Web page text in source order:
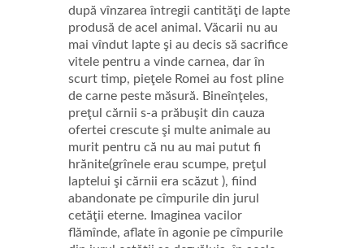
după vînzarea întregii cantităţi de lapte
produsă de acel animal. Văcarii nu au
mai vîndut lapte şi au decis să sacrifice
vitele pentru a vinde carnea, dar în
scurt timp, pieţele Romei au fost pline
de carne peste măsură. Bineînţeles,
preţul cărnii s-a prăbuşit din cauza
ofertei crescute şi multe animale au
murit pentru că nu au mai putut fi
hrănite(grînele erau scumpe, preţul
laptelui şi cărnii era scăzut ), fiind
abandonate pe cîmpurile din jurul
cetăţii eterne. Imaginea vacilor
flămînde, aflate în agonie pe cîmpurile